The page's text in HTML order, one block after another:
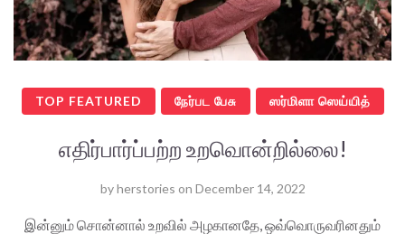
TOP FEATURED நேர்பட பேசு ஸர்மிளா ஸெய்யித்
எதிர்பார்ப்பற்ற உறவொன்றில்லை!
byherstories on December 14, 2022
இன்னும் சொன்னால் உறவில் அழகானதே, ஒவ்வொருவரினதும்